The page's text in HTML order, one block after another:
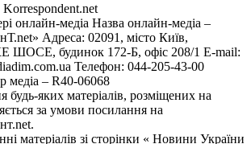
онлайн-медіа Назва онлайн-медіа –
Адреса: 02091, місто Київ,
будинок 172-Б, офіс 208/1 E-mail:
Телефон: 044-205-43-00
медіа – R40-06068
будь-яких матеріалів, розміщених на
за умови посилання на
матеріалів зі сторінки « Новини України